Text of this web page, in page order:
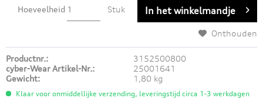
Hoeveelheid Stuk In het winkelmandje
Onthouden
Productnr.:
3152500800
cyber-Wear Artikel-Nr.:
25001641
Gewicht:
1,80 kg
Klaar voor onmiddellijke verzending, leveringstijd circa 1-3 werkdagen